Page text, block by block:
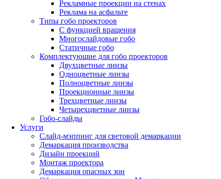
Рекламные проекции на стенах
Реклама на асфальте
Типы гобо проекторов
С функцией вращения
Многослайдовые гобо
Статичные гобо
Комплектующие для гобо проекторов
Двухцветные линзы
Одноцветные линзы
Полноцветные линзы
Проекционные линзы
Трехцветные линзы
Четырехцветные линзы
Гобо-слайды
Услуги
Слайд-мэппинг для световой демаркации
Демаркация производства
Дизайн проекций
Монтаж проектора
Демаркация опасных зон